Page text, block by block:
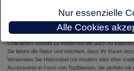
gemütliche und entspannende Umgebung schafft, vor
Wand hinter dem Bett platzieren, wodurch die
Man kann mit Sicherheit sagen, dass unsere
Charakters sowohl zu modernen als auch zu
Sie lieben die Natur und möchten, dass Ihr Raum
Verwenden Sie Holzmöbel (ob modern oder eher
Accessoires in Form von Topfblumen, die perfekt mit
Nur essenzielle
Alle Cookies